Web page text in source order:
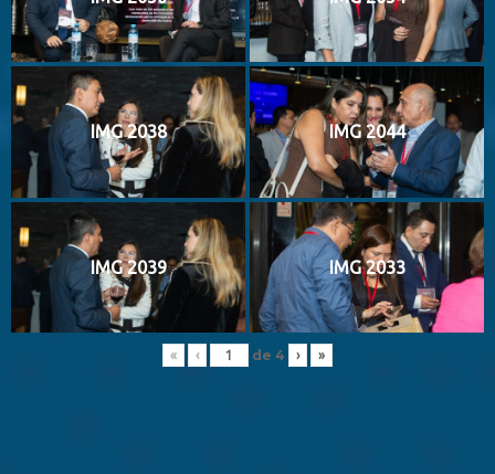
IMG 2038 IMG 2044
IMG 2039 IMG 2033
« ‹ de 4 › »